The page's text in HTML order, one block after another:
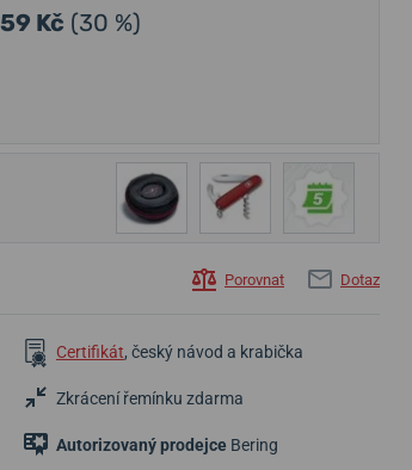
Kč (30 %)
Porovnat Dotaz
Certifikát, český návod a krabička
Zkrácení řemínku zdarma
Autorizovaný prodejce Bering
6 320 Kč
5 056 Kč 4 850 Kč